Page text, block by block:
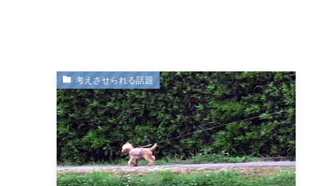
考えさせられる話題